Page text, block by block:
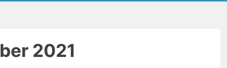
2021